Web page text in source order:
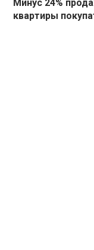
Минус 24%
квартиры